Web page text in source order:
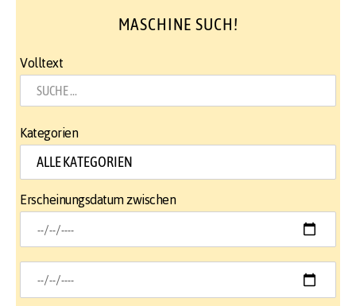
MASCHINE SUCH!
Volltext
Kategorien
Erscheinungsdatum zwischen